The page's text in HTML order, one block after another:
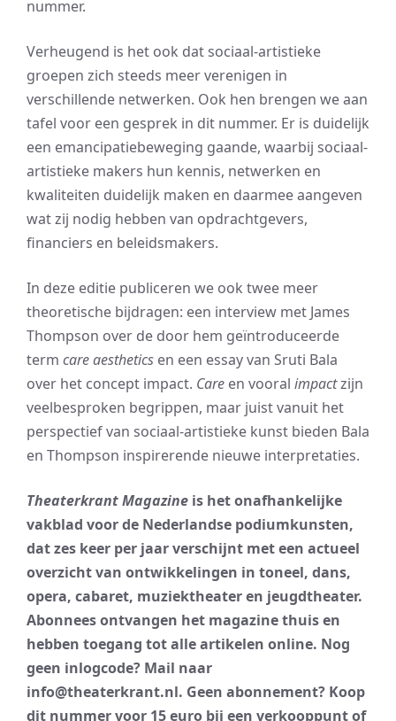
nummer.
Verheugend is het ook dat sociaal-artistieke
groepen zich steeds meer verenigen in
verschillende netwerken. Ook hen brengen we aan
tafel voor een gesprek in dit nummer. Er is duidelijk
een emancipatiebeweging gaande, waarbij sociaal-
artistieke makers hun kennis, netwerken en
kwaliteiten duidelijk maken en daarmee aangeven
wat zij nodig hebben van opdrachtgevers,
financiers en beleidsmakers.
In deze editie publiceren we ook twee meer
theoretische bijdragen: een interview met James
Thompson over de door hem geïntroduceerde
term care aesthetics en een essay van Sruti Bala
over het concept impact. Care en vooral impactzijn
veelbesproken begrippen, maar juist vanuit het
perspectief van sociaal-artistieke kunst bieden Bala
en Thompson inspirerende nieuwe interpretaties.
Theaterkrant Magazine is het onafhankelijke
vakblad voor de Nederlandse podiumkunsten,
dat zes keer per jaar verschijnt met een actueel
overzicht van ontwikkelingen in toneel, dans,
opera, cabaret, muziektheater en jeugdtheater.
Abonnees ontvangen het magazine thuis en
hebben toegang tot alle artikelen online. Nog
geen inlogcode? Mail naar
info@theaterkrant.nl. Geen abonnement? Koop
dit nummer voor 15 euro bij een verkooppunt of